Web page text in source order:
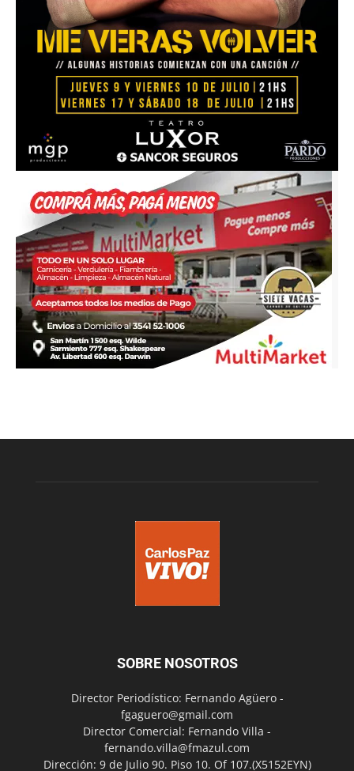
SOBRE NOSOTROS
Director Periodístico: Fernando Agüero -
fgaguero@gmail.com
Director Comercial: Fernando Villa -
fernando.villa@fmazul.com
Dirección: 9 de Julio 90. Piso 10. Of 107.(X5152EYN)